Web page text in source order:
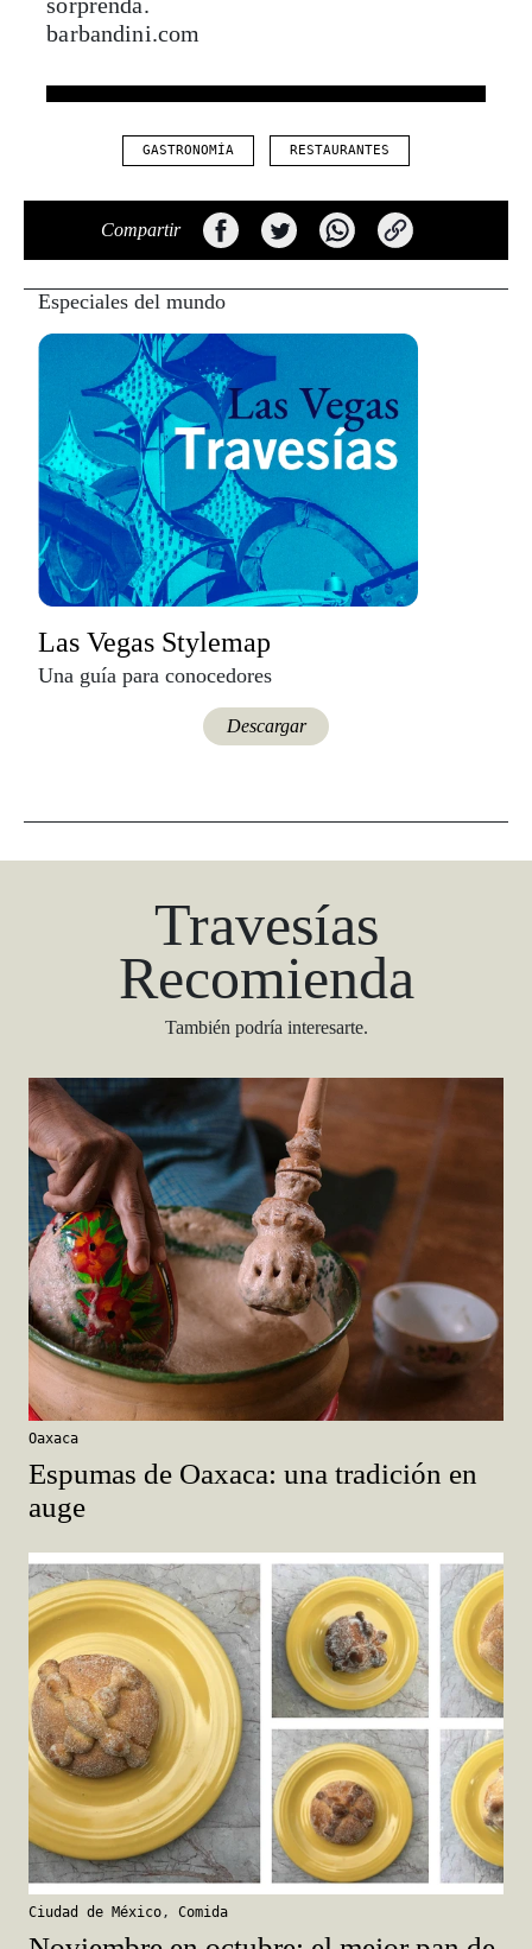
Especiales del mundo
Las Vegas Stylemap
Descargar
Travesías
Recomienda
También podría interesarte.
Oaxaca
Espumas de Oaxaca: una tradición en
auge
Ciudad de México,Comida
Noviembre en octubre: el mejor pan de
muerto en la Ciudad de México